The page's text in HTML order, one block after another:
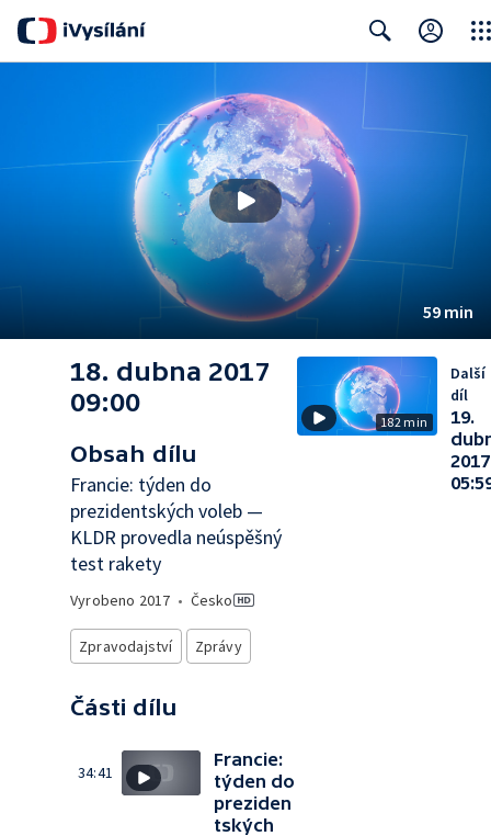
59 min
18. dubna 2017
09:00
Obsah dílu
Francie: týden do
prezidentských voleb —
KLDR provedla neúspěšný
test rakety
Vyrobeno 2017 • Česko
Zpravodajství Zprávy
Části dílu
34:41
Francie:
týden do
preziden
tských
182 min
Další
díl
19.
2017